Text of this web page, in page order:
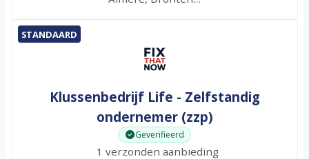
STANDAARD
Klussenbedrijf Life - Zelfstandig
ondernemer (zzp)
Geverifieerd
1 verzonden aanbieding